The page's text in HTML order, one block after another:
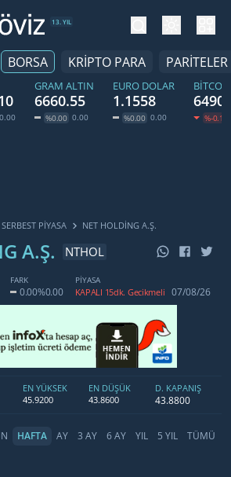
13. YIL
BORSA KRİPTO PARA PARİTELER
0.00
GRAM ALTIN
6660.55
%0.00 0.00
EURO DOLAR
1.1558
%0.00 0.00 %-0.19
SERBEST PIYASA NET HOLDING A.Ş.
A.Ş. NTHOL
FARK
0.00%0.00
PİYASA
KAPALI 15dk. Gecikmeli 07/08/26
EN YÜKSEK
45.9200
EN DÜŞÜK
43.8600
D. KAPANIŞ
43.8800
HAFTA AY 3 AY 6 AY YIL 5 YIL TÜMÜ